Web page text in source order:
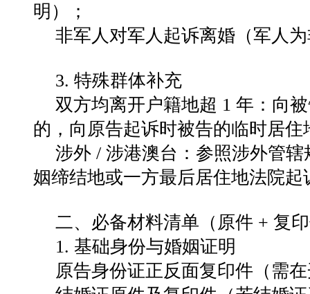
明）；
非军人对军人起诉离婚（军人
3. 特殊群体补充
双方均离开户籍地超 1 年：向
的，向原告起诉时被告的临时居住
涉外 / 涉港澳台：参照涉外管
姻缔结地或一方最后居住地法院起
二、必备材料清单（原件 + 复
1. 基础身份与婚姻证明
原告身份证正反面复印件（需